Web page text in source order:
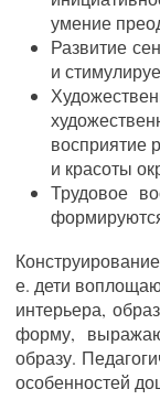
умение
Развитие
и
восприятие
и красоты
Трудовое
е. дети
интерьера,
форму,
образу.
особенностей